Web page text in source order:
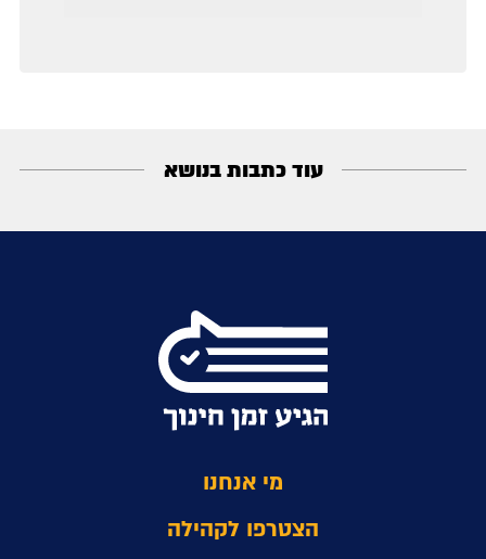
עוד כתבות בנושא
מי אנחנו
הצטרפו לקהילה